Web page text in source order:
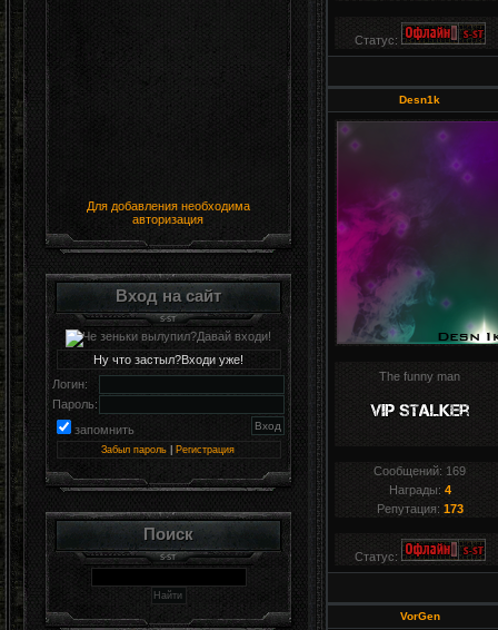
Для добавления необходима
авторизация
Вход на сайт
Ну что застыл?Входи уже!
Логин:
Пароль:
запомнить
Забыл пароль Регистрация
Поиск
Статус:
Desn1k
The funny man
Сообщений: 169
Награды: 4
Репутация: 173
Статус:
VorGen